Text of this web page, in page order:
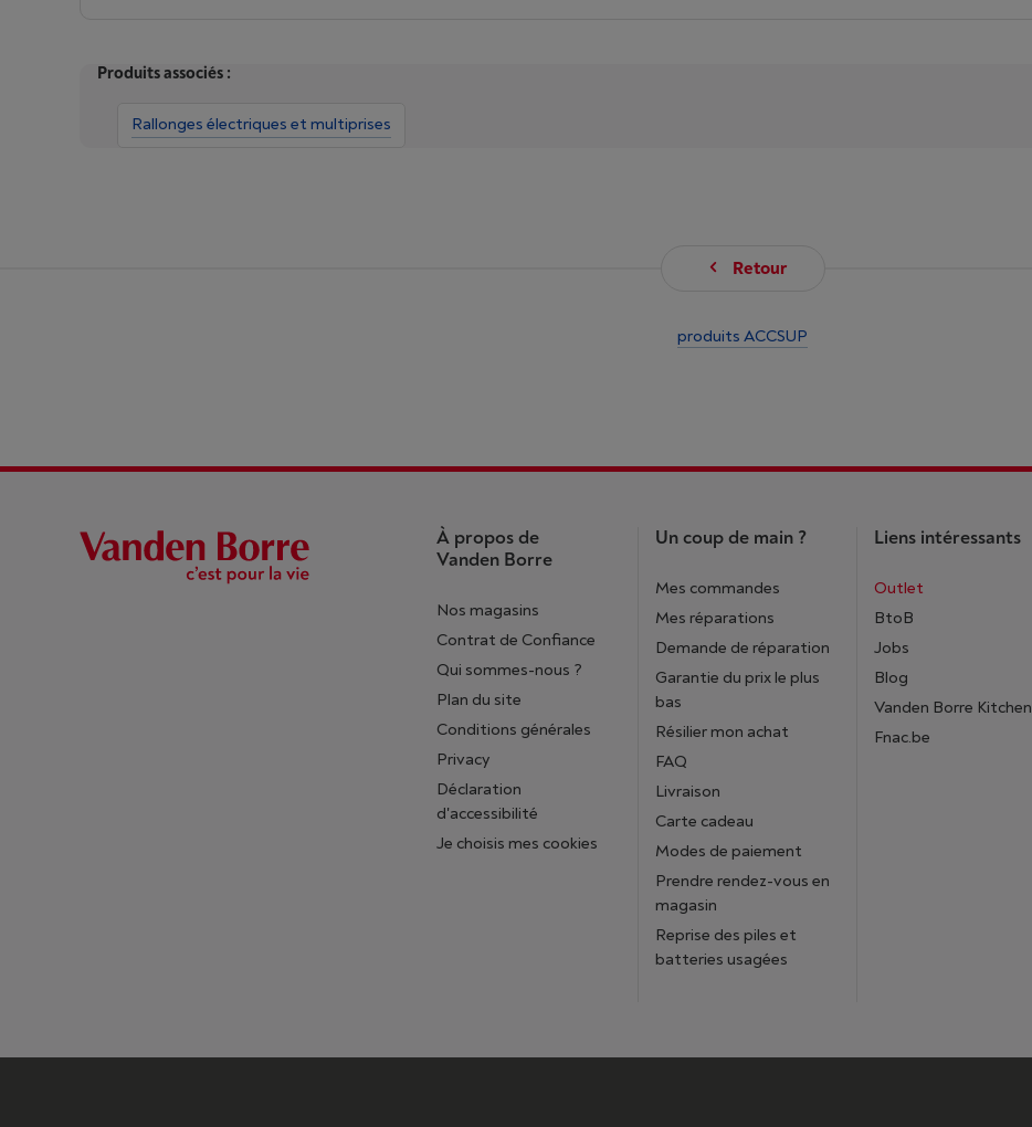
Produits associés :
Rallonges électriques et multiprises
Retour
produits ACCSUP
À propos de
Vanden Borre
Nos magasins
Contrat de Confiance
Qui sommes-nous ?
Plan du site
Conditions générales
Privacy
Déclaration
d'accessibilité
Je choisis mes cookies
Un coup de main ?
Mes commandes
Mes réparations
Demande de réparation
Garantie du prix le plus
bas
Résilier mon achat
FAQ
Livraison
Carte cadeau
Modes de paiement
Prendre rendez-vous en
magasin
Reprise des piles et
batteries usagées
Liens intéressants
Outlet
BtoB
Jobs
Blog
Vanden Borre Kitchen
Fnac.be